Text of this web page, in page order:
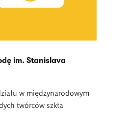
im. Stanislava
w międzynarodowym
twórców szkła